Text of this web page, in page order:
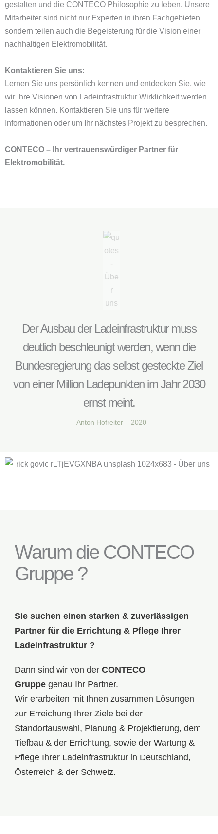
gestalten und die CONTECO Philosophie zu leben. Unsere
Mitarbeiter sind nicht nur Experten in ihren Fachgebieten,
sondern teilen auch die Begeisterung für die Vision einer
nachhaltigen Elektromobilität.
Kontaktieren Sie uns:
Lernen Sie uns persönlich kennen und entdecken Sie, wie
wir Ihre Visionen von Ladeinfrastruktur Wirklichkeit werden
lassen können. Kontaktieren Sie uns für weitere
Informationen oder um Ihr nächstes Projekt zu besprechen.
CONTECO – Ihr vertrauenswürdiger Partner für
Elektromobilität.
Der Ausbau der Ladeinfrastruktur muss
deutlich beschleunigt werden, wenn die
Bundesregierung das selbst gesteckte Ziel
von einer Million Ladepunkten im Jahr 2030
ernst meint.
Anton Hofreiter – 2020
Warum die CONTECO
Gruppe ? ​
Sie suchen einen starken & zuverlässigen
Partner für die Errichtung & Pflege Ihrer
Ladeinfrastruktur ?
Dann sind wir von der CONTECO
Gruppe genau Ihr Partner.
Wir erarbeiten mit Ihnen zusammen Lösungen
zur Erreichung Ihrer Ziele bei der
Standortauswahl, Planung & Projektierung, dem
Tiefbau & der Errichtung, sowie der Wartung &
Pflege Ihrer Ladeinfrastruktur in Deutschland,
Österreich & der Schweiz.